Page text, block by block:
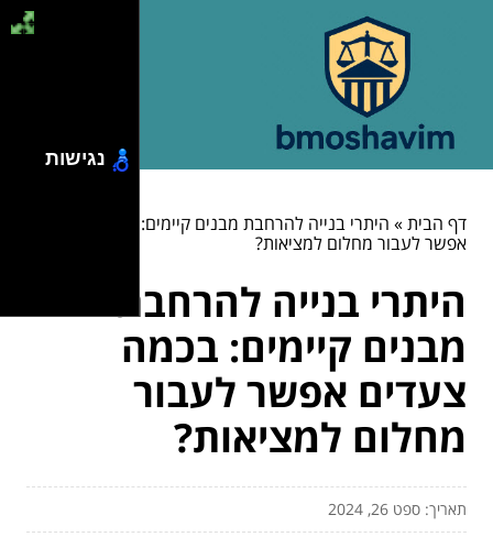
דף הבית» היתרי בנייה להרחבת מבנים קיימים: בכמה צעדים
אפשר לעבור מחלום למציאות?
היתרי בנייה להרחבת
מבנים קיימים: בכמה
צעדים אפשר לעבור
מחלום למציאות?
תאריך: ספט 26, 2024
נגישות